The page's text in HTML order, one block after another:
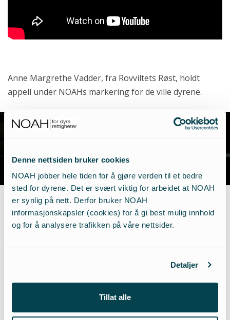
Denne nettsiden bruker cookies
NOAH jobber hele tiden for å gjøre verden til et bedre
sted for dyrene. Det er svært viktig for arbeidet at NOAH
er synlig på nett. Derfor bruker NOAH
informasjonskapsler (cookies) for å gi best mulig innhold
og for å analysere trafikken på våre nettsider.
Detaljer
Tillat alle
Anne Margrethe Vadder, fra Rovviltets Røst, holdt
appell under NOAHs markering for de ville dyrene.
NOAH jobber hardt for å
mishandling av dyr,
MEN VI TRENGERDIN